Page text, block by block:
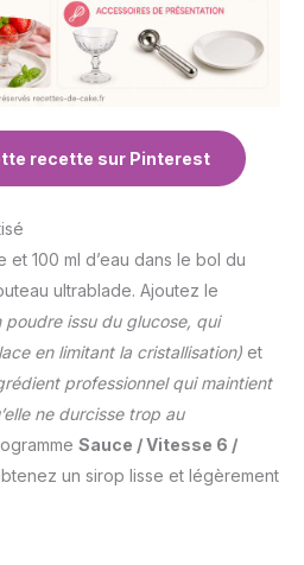
recette sur Pinterest
100 ml d’eau dans le bol du
ultrablade. Ajoutez le
poudre issu du glucose, qui
en limitant la cristallisation) et
professionnel qui maintient
ne durcisse trop au
Sauce / Vitesse 6 /
un sirop lisse et légèrement